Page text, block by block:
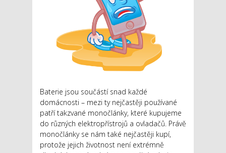
Baterie jsou součástí snad každé
domácnosti – mezi ty nejčastěji používané
patří takzvané monočlánky, které kupujeme
do různých elektropřístrojů a ovladačů. Právě
monočlánky se nám také nejčastěji kupí,
protože jejich životnost není extrémně